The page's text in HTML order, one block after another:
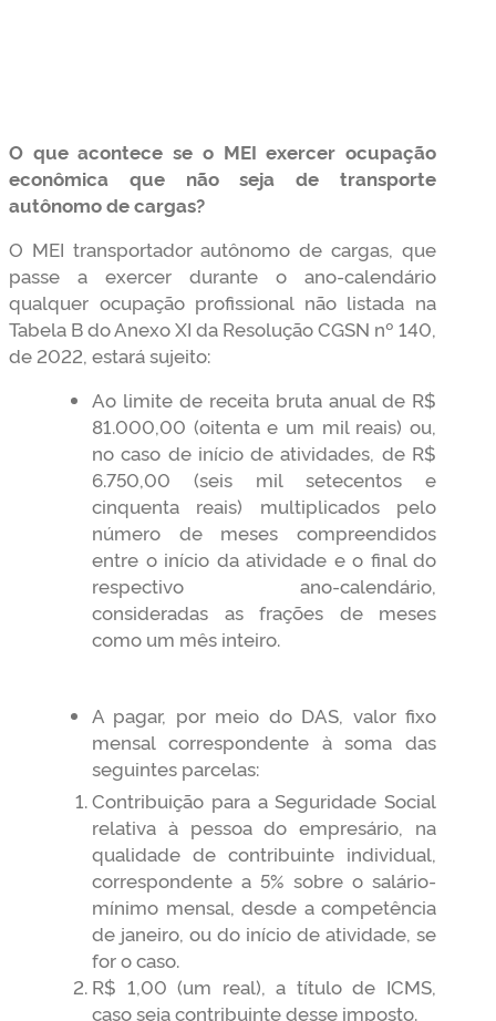
O que acontece se o MEI exercer ocupação
econômica que não seja de transporte
autônomo de cargas?
O MEI transportador autônomo de cargas, que
passe a exercer durante o ano-calendário
qualquer ocupação profissional não listada na
Tabela B do Anexo XI da Resolução CGSN nº 140,
de 2022, estará sujeito:
Ao limite de receita bruta anual de R$
81.000,00 (oitenta e um mil reais) ou,
no caso de início de atividades, de R$
6.750,00 (seis mil setecentos e
cinquenta reais) multiplicados pelo
número de meses compreendidos
entre o início da atividade e o final do
respectivo ano-calendário,
consideradas as frações de meses
como um mês inteiro.
A pagar, por meio do DAS, valor fixo
mensal correspondente à soma das
seguintes parcelas:
Contribuição para a Seguridade Social
relativa à pessoa do empresário, na
qualidade de contribuinte individual,
correspondente a 5% sobre o salário-
mínimo mensal, desde a competência
de janeiro, ou do início de atividade, se
for o caso.
R$ 1,00 (um real), a título de ICMS,
caso seja contribuinte desse imposto.